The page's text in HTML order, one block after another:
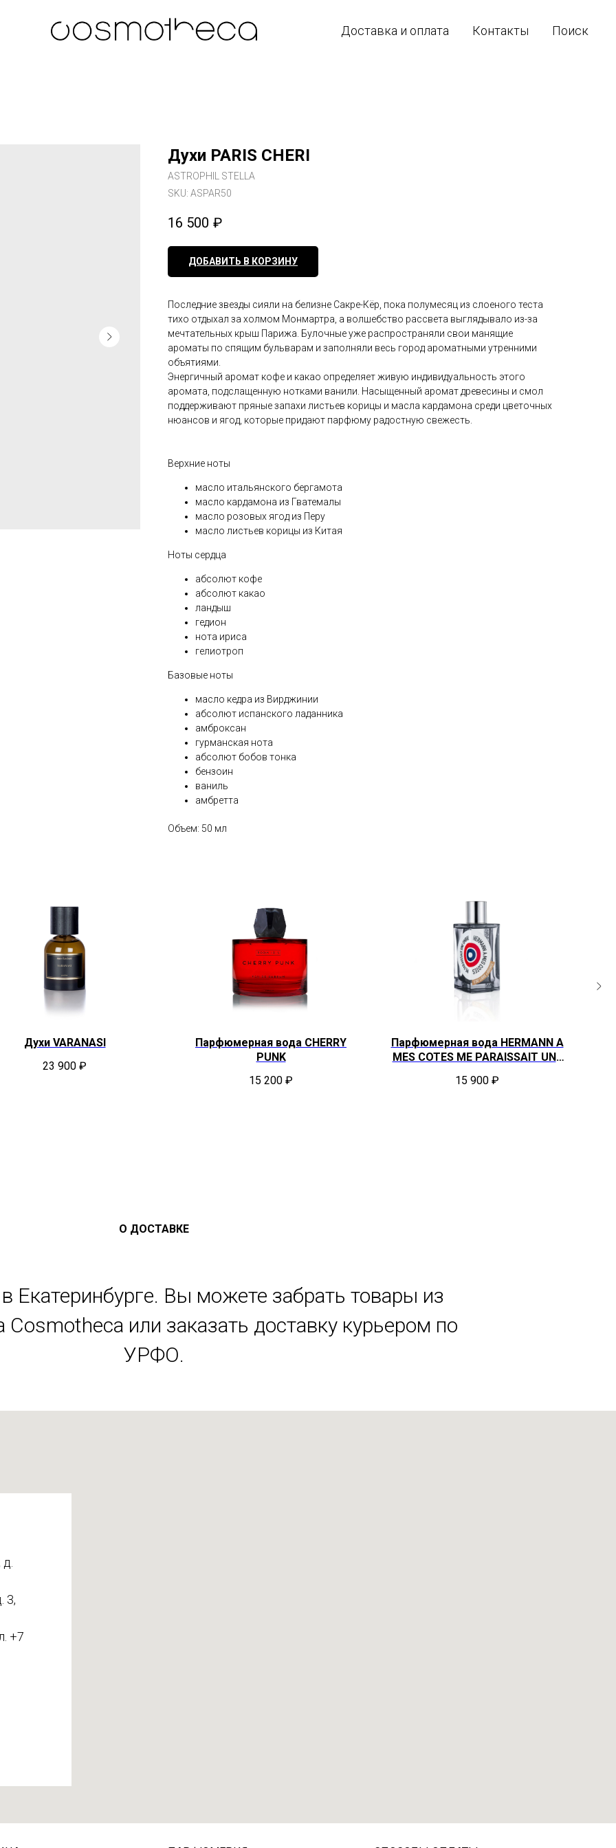
Доставка и оплата Контакты Поиск
Духи PARIS CHERI
ASTROPHIL STELLA
SKU: ASPAR50
16 500 ₽
ДОБАВИТЬ В КОРЗИНУ
Последние звезды сияли на белизне Сакре-Кёр, пока полумесяц из слоеного теста
тихо отдыхал за холмом Монмартра, а волшебство рассвета выглядывало из-за
мечтательных крыш Парижа. Булочные уже распространяли свои манящие
ароматы по спящим бульварам и заполняли весь город ароматными утренними
объятиями.
Энергичный аромат кофе и какао определяет живую индивидуальность этого
аромата, подслащенную нотками ванили. Насыщенный аромат древесины и смол
поддерживают пряные запахи листьев корицы и масла кардамона среди цветочных
нюансов и ягод, которые придают парфюму радостную свежесть.
Верхние ноты
масло итальянского бергамота
масло кардамона из Гватемалы
масло розовых ягод из Перу
масло листьев корицы из Китая
Ноты сердца
абсолют кофе
абсолют какао
ландыш
гедион
нота ириса
гелиотроп
Базовые ноты
масло кедра из Вирджинии
абсолют испанского ладанника
амброксан
гурманская нота
абсолют бобов тонка
бензоин
ваниль
амбретта
Объем: 50 мл
Духи VARANASI
23 900 ₽
Парфюмерная вода CHERRY
PUNK
15 200 ₽
Парфюмерная вода HERMANN A
MES COTES ME PARAISSAIT UNE
15 900 ₽
О ДОСТАВКЕ
Екатеринбурге. Вы можете забрать товары из
Cosmotheca или заказать доставку курьером по
УРФО.
д.
3,
+7